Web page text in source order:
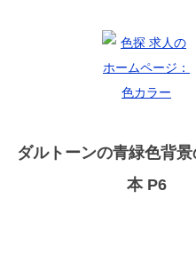
ダルトーンの青緑色背
本 P6